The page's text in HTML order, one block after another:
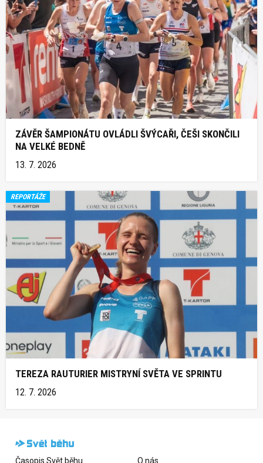
ZÁVĚR ŠAMPIONÁTU OVLÁDLI ŠVÝCAŘI, ČEŠI SKONČILI
NA VELKÉ BEDNĚ
13. 7. 2026
REPORTÁŽE
TEREZA RAUTURIER MISTRYNÍ SVĚTA VE SPRINTU
12. 7. 2026
Časopis Svět běhu O nás